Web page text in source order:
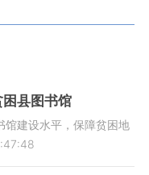
县图书馆
馆建设水平，保障贫困地